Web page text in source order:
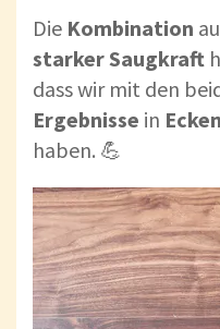
Die Kombination
starkerSaugkraft
dass wir mit den
Ergebnisse in Ecken
haben. 💪